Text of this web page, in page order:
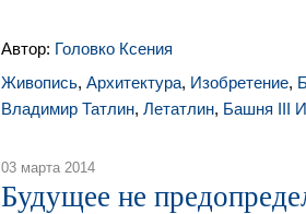
Автор: Головко Ксения
Живопись, Архитектура, Изобретение,
Владимир Татлин, Летатлин, Башня III
03 марта 2014
Будущее не